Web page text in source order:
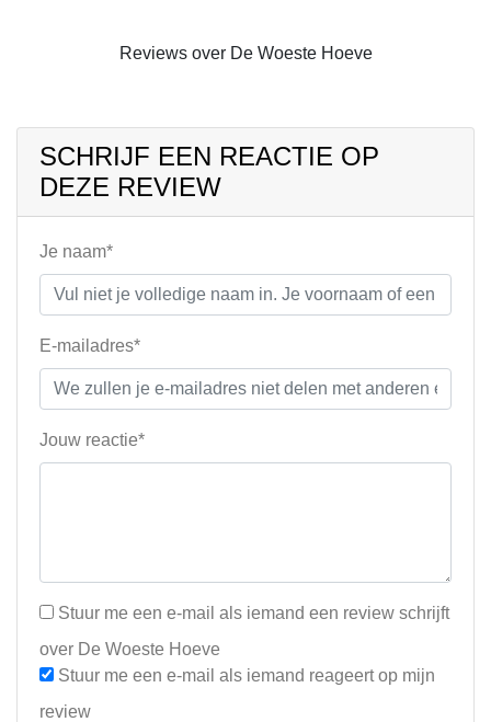
Reviews over De Woeste Hoeve
SCHRIJF EEN REACTIE OP
DEZE REVIEW
Je naam*
E-mailadres*
Jouw reactie*
Stuur me een e-mail als iemand een review schrijft
over De Woeste Hoeve
Stuur me een e-mail als iemand reageert op mijn
review